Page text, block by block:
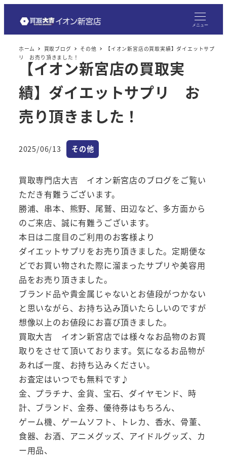
メニュー
ホーム 買取ブログ その他
【イオン新宮店の買取実績】ダイエットサプ
リ お売り頂きました！
【イオン新宮店の買取実
績】ダイエットサプリ お
売り頂きました！
投稿日
2025/06/13 カテゴリー
その他
買取専門店大吉 イオン新宮店のブログをご覧い
ただき有難うございます。
勝浦、串本、熊野、尾鷲、田辺など、多方面から
のご来店、誠に有難うございます。
本日は二度目のご利用のお客様より
ダイエットサプリをお売り頂きました。定期便な
どでお買い物された際に溜まったサプリや美容用
品をお売り頂きました。
ブランド品や貴金属じゃないとお値段がつかない
と思いながら、お持ち込み頂いたらしいのですが
想像以上のお値段にお喜び頂きました。
買取大吉 イオン新宮店では様々なお品物のお買
取りをさせて頂いております。気になるお品物が
あれば一度、お持ち込みください。
お査定はいつでも無料です♪
金、プラチナ、金貨、宝石、ダイヤモンド、時
計、ブランド、金券、優待券はもちろん、
ゲーム機、ゲームソフト、トレカ、香水、骨董、
食器、お酒、アニメグッズ、アイドルグッズ、カ
ー用品、